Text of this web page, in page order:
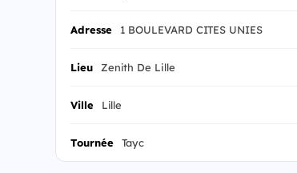
Adresse 1 BOULEVARD CITES UNIES
Lieu Zenith De Lille
Ville Lille
Tournée Tayc